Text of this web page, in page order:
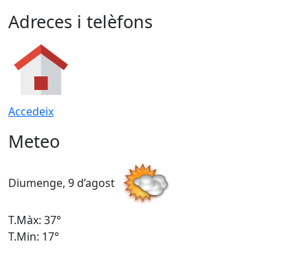
Adreces i telèfons
Accedeix
Meteo
Diumenge, 9 d’agost
T.Màx: 37°
T.Min: 17°